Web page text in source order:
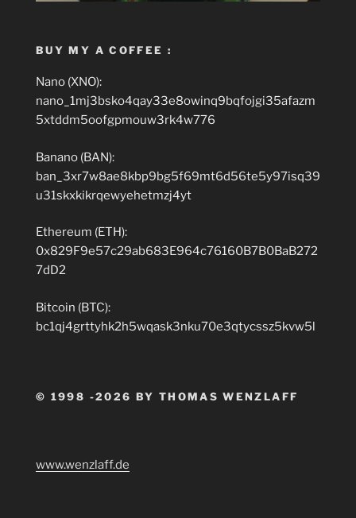
BUY MY A COFFEE :
Nano (XNO):
nano_1mj3bsko4qay33e8owinq9bqfojgi35afazm
5xtddm5oofgpmouw3rk4w776
Banano (BAN):
ban_3xr7w8ae8kbp9bg5f69mt6d56te5y97isq39
u31skxkikrqewyehetmzj4yt
Ethereum (ETH):
0x829F9e57c29ab683E964c76160B7B0BaB272
7dD2
Bitcoin (BTC):
bc1qj4grttyhk2h5wqask3nku70e3qtycssz5kvw5l
© 1998 -2026 BY THOMAS WENZLAFF
www.wenzlaff.de